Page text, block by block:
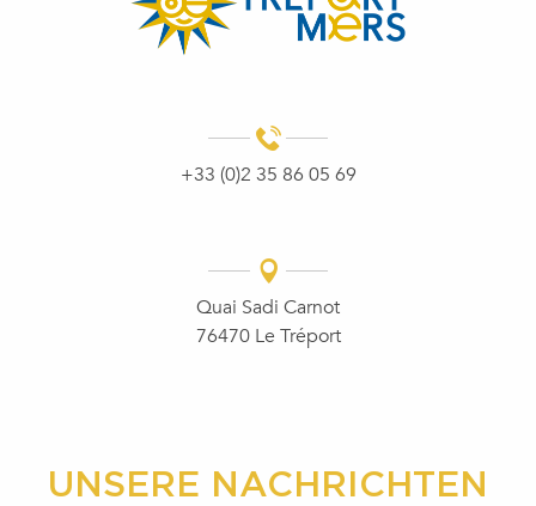
+33 (0)2 35 86 05 69
Quai Sadi Carnot
76470 Le Tréport
UNSERE NACHRICHTEN